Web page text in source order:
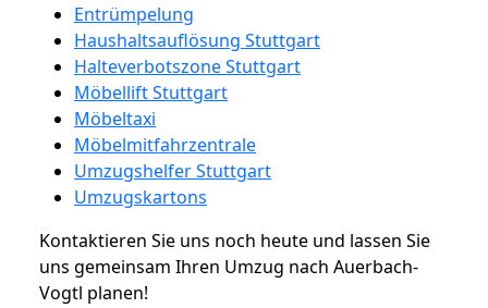
Entrümpelung
Haushaltsauflösung Stuttgart
Halteverbotszone Stuttgart
Möbellift Stuttgart
Möbeltaxi
Möbelmitfahrzentrale
Umzugshelfer Stuttgart
Umzugskartons
Kontaktieren Sie uns noch heute und lassen Sie
uns gemeinsam Ihren Umzug nach Auerbach-
Vogtl planen!